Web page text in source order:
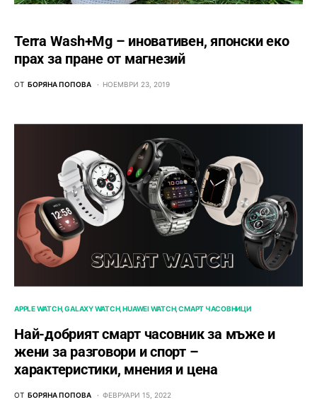
Terra Wash+Mg – иновативен, японски еко
прах за пране от магнезий
ОТ БОРЯНА ПОПОВА НОЕМВРИ 23, 2019
APPLE WATCH GALAXY WATCH HUAWEI WATCH СМАРТ ЧАСОВНИЦИ
Най-добрият смарт часовник за мъже и
жени за разговори и спорт –
характеристики, мнения и цена
ОТ БОРЯНА ПОПОВА ФЕВРУАРИ 15, 2022